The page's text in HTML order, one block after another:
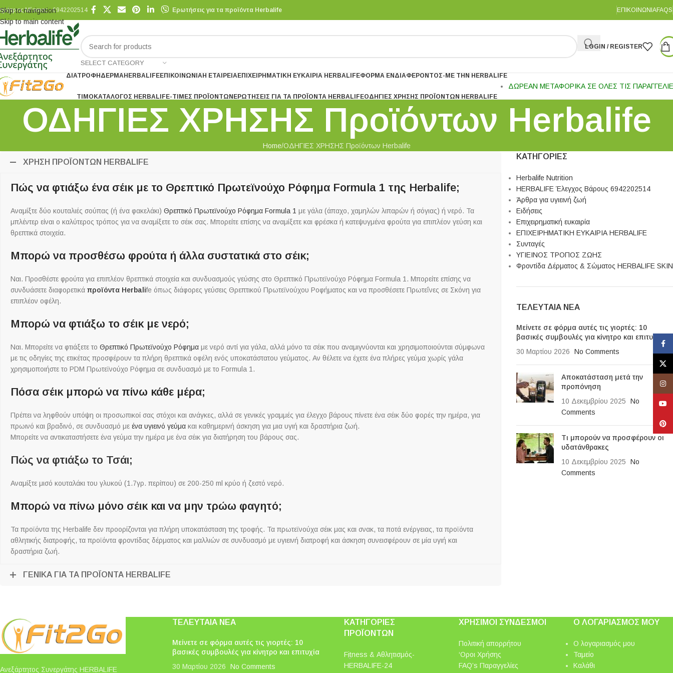
Skip to navigation
Skip to main content
Μίσσιος - 6942202514 Ερωτήσεις για τα προϊόντα Herbalife ΕΠΙΚΟΙΝΩΝΊΑFAQS
SELECT CATEGORY
LOGIN / REGISTER
ΔΙΑΤΡΟΦΉ ΔΈΡΜΑHERBALIFEΕΠΙΚΟΙΝΩΝΊΑΗ ΕΤΑΙΡΕΊΑΕΠΙΧΕΙΡΗΜΑΤΙΚΉ ΕΥΚΑΙΡΊΑ HERBALIFEΦΌΡΜΑ ΕΝΔΙΑΦΈΡΟΝΤΟΣ-ΜΕ ΤΗΝ HERBALIFE
ΤΙΜΟΚΑΤΆΛΟΓΟΣ HERBALIFE-ΤΙΜΕΣ ΠΡΟΪΌΝΤΩΝ ΕΡΩΤΉΣΕΙΣ ΓΙΑ ΤΑ ΠΡΟΪΌΝΤΑ HERBALIFEΟΔΗΓΙΕΣ ΧΡΗΣΗΣ ΠΡΟΪΌΝΤΩΝ HERBALIFE
ΔΩΡΕΑΝ ΜΕΤΑΦΟΡΙΚΑ ΣΕ ΟΛΕΣ ΤΙΣ
ΟΔΗΓΙΕΣ ΧΡΗΣΗΣ Προϊόντων Herbalife
Home ΟΔΗΓΙΕΣ ΧΡΗΣΗΣ Προϊόντων Herbalife
ΧΡΗΣΗ ΠΡΟΪΟΝΤΩΝ HERBALIFE
Πώς να φτιάξω ένα σέικ με το Θρεπτικό Πρωτεϊνούχο Ρόφημα Formula 1 της Herbalife;
Αναμίξτε δύο κουταλιές σούπας (ή ένα φακελάκι) Θρεπτικό Πρωτεϊνούχο Ρόφημα Formula 1 με γάλα (άπαχο, χαμηλών λιπαρών ή σόγιας) ή νερό. Τα
μπλέντερ είναι ο καλύτερος τρόπος για να αναμίξετε το σέικ σας. Μπορείτε επίσης να αναμίξετε και φρέσκα ή κατεψυγμένα φρούτα για επιπλέον γεύση και
θρεπτικά στοιχεία.
Μπορώ να προσθέσω φρούτα ή άλλα συστατικά στο σέικ;
Ναι. Προσθέστε φρούτα για επιπλέον θρεπτικά στοιχεία και συνδυασμούς γεύσης στο Θρεπτικό Πρωτεϊνούχο Ρόφημα Formula 1. Μπορείτε επίσης να
συνδυάσετε διαφορετικά προϊόντα Herbalife όπως διάφορες γεύσεις Θρεπτικού Πρωτεϊνούχου Ροφήματος και να προσθέσετε Πρωτεΐνες σε Σκόνη για
επιπλέον οφέλη.
Μπορώ να φτιάξω το σέικ με νερό;
Ναι. Μπορείτε να φτιάξετε το Θρεπτικό Πρωτεϊνούχο Ρόφημα με νερό αντί για γάλα, αλλά μόνο τα σέικ που αναμιγνύονται και χρησιμοποιούνται σύμφωνα
με τις οδηγίες της ετικέτας προσφέρουν τα πλήρη θρεπτικά οφέλη ενός υποκατάστατου γεύματος. Αν θέλετε να έχετε ένα πλήρες γεύμα χωρίς γάλα
χρησιμοποιήστε το PDM Πρωτεϊνούχο Ρόφημα σε συνδυασμό με το Formula 1.
Πόσα σέικ μπορώ να πίνω κάθε μέρα;
Πρέπει να ληφθούν υπόψη οι προσωπικοί σας στόχοι και ανάγκες, αλλά σε γενικές γραμμές για έλεγχο βάρους πίνετε ένα σέικ δύο φορές την ημέρα, για
πρωινό και βραδινό, σε συνδυασμό με ένα υγιεινό γεύμα και καθημερινή άσκηση για μια υγιή και δραστήρια ζωή.
Μπορείτε να αντικαταστήσετε ένα γεύμα την ημέρα με ένα σέικ για διατήρηση του βάρους σας.
Πώς να φτιάξω το Τσάι;
Αναμίξτε μισό κουταλάκι του γλυκού (1.7γρ. περίπου) σε 200-250 ml κρύο ή ζεστό νερό.
Μπορώ να πίνω μόνο σέικ και να μην τρώω φαγητό;
Τα προϊόντα της Herbalife δεν προορίζονται για πλήρη υποκατάσταση της τροφής. Τα πρωτεϊνούχα σέικ μας και σνακ, τα ποτά ενέργειας, τα προϊόντα
αθλητικής διατροφής, τα προϊόντα φροντίδας δέρματος και μαλλιών σε συνδυασμό με υγιεινή διατροφή και άσκηση συνεισφέρουν σε μία υγιή και
δραστήρια ζωή.
ΓΕΝΙΚΑ ΓΙΑ ΤΑ ΠΡΟΪΟΝΤΑ HERBALIFE
ΚΑΤΗΓΟΡΊΕΣ
Herbalife Nutrition
HERBALIFE Έλεγχος Βάρους 6942202514
Άρθρα για υγιεινή ζωή
Ειδήσεις
Επιχειρηματική ευκαιρία
ΕΠΙΧΕΙΡΗΜΑΤΙΚΗ ΕΥΚΑΙΡΙΑ HERBALIFE
Συνταγές
ΥΓΙΕΙΝΟΣ ΤΡΟΠΟΣ ΖΩΗΣ
Φροντίδα Δέρματος & Σώματος HERBALIFE SKIN
ΤΕΛΕΥΤΑΊΑ ΝΈΑ
Μείνετε σε φόρμα αυτές τις γιορτές: 10
βασικές συμβουλές για κίνητρο και επιτυχία
30 Μαρτίου 2026
No Comments
Αποκατάσταση μετά την
προπόνηση
10 Δεκεμβρίου 2025
No
Comments
Τι μπορούν να προσφέρουν οι
υδατάνθρακες
10 Δεκεμβρίου 2025
No
Comments
Ανεξάρτητος Συνεργάτης HERBALIFE
ΤΕΛΕΥΤΑΊΑ ΝΈΑ
Μείνετε σε φόρμα αυτές τις γιορτές: 10
βασικές συμβουλές για κίνητρο και επιτυχία
30 Μαρτίου 2026
No Comments
ΚΑΤΗΓΟΡΊΕΣ
ΠΡΟΪΌΝΤΩΝ
Fitness & Αθλητισμός-
HERBALIFE-24
ΧΡΉΣΙΜΟΙ ΣΎΝΔΕΣΜΟΙ
Πολιτική απορρήτου
‘Οροι Χρήσης
FAQ’s Παραγγελίες
Ο ΛΟΓΑΡΙΑΣΜΌΣ ΜΟΥ
Ο λογαριασμός μου
Ταμείο
Καλάθι